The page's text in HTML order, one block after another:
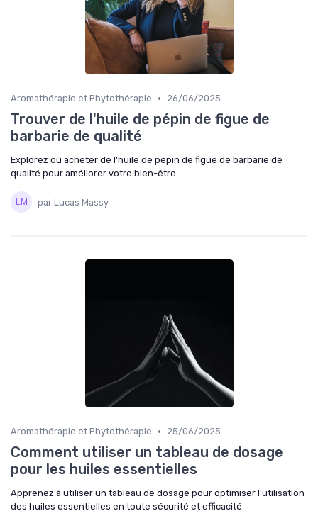
Aromathérapie et Phytothérapie • 26/06/2025
Trouver de l'huile de pépin de figue de
barbarie de qualité
Explorez où acheter de l'huile de pépin de figue de barbarie de
qualité pour améliorer votre bien-être.
par Lucas Massy
Aromathérapie et Phytothérapie • 25/06/2025
Comment utiliser un tableau de dosage
pour les huiles essentielles
Apprenez à utiliser un tableau de dosage pour optimiser l'utilisation
des huiles essentielles en toute sécurité et efficacité.